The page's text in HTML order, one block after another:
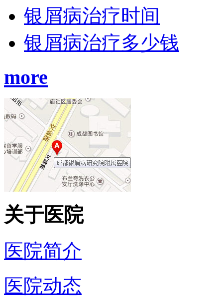
银屑病治疗时间
银屑病治疗多少钱
more
关于医院
医院简介
医院动态